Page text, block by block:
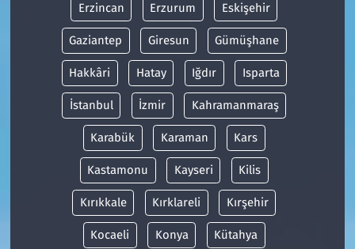
Erzincan Erzurum Eskişehir
Gaziantep Giresun Gümüşhane
Hakkâri Hatay Iğdır Isparta
İstanbul İzmir Kahramanmaraş
Karabük Karaman Kars
Kastamonu Kayseri Kilis
Kırıkkale Kırklareli Kırşehir
Kocaeli Konya Kütahya